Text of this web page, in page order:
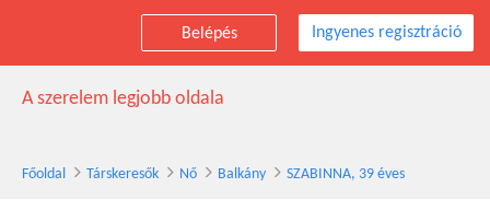
Belépés Ingyenes regisztráció
SZABINNA társkereső nő, 39 éves, Balkány
A szerelem legjobb oldala
Főoldal Társkeresők Nő Balkány SZABINNA, 39 éves